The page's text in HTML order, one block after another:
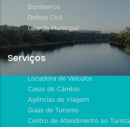
Bombeiros
Defesa Civil
Guarda Municipal
Serviços
Locadora de Veículos
Casas de Câmbio
Agências de Viagem
Guias de Turismo
Centro de Atendimento ao Turista